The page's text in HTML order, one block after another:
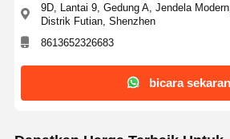
9D, Lantai 9, Gedung A, Jendela
Distrik Futian, Shenzhen
8613652326683
bicara